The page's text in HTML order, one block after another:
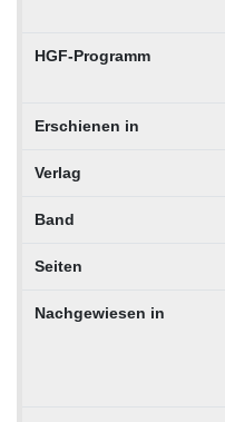
HGF-Programm
Erschienen in
Verlag
Band
Seiten
Nachgewiesen in